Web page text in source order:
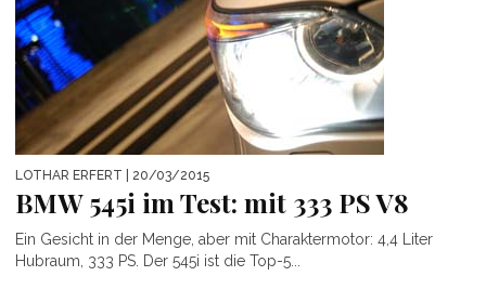
LOTHAR ERFERT | 20/03/2015
BMW 545i im Test: mit 333 PS V8
Ein Gesicht in der Menge, aber mit Charaktermotor: 4,4 Liter
Hubraum, 333 PS. Der 545i ist die Top-5...